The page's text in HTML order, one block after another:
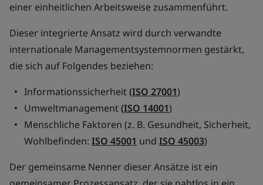
einer einheitlichen Arbeitsweise zusammenführt.
Dieser integrierte Ansatz wird durch verwandte
internationale Managementsystemnormen gestärkt,
die sich auf Folgendes beziehen:
Informationssicherheit(ISO 27001)
Umweltmanagement(ISO 14001)
Menschliche Faktoren (z. B. Gesundheit, Sicherheit,
Wohlbefinden: ISO 45001 und ISO 45003)
Der gemeinsame Nenner dieser Ansätze ist ein